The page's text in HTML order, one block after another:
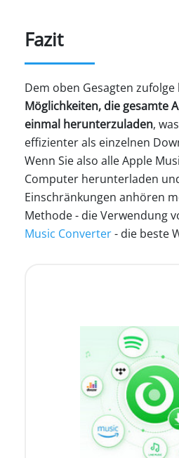
Fazit
Dem oben Gesagten zufolge
Möglichkeiten, die gesamte
einmal herunterzuladen,
effizienter als einzelnen
Wenn Sie also alle Apple
Computer herunterladen
Einschränkungen anhören
Methode - die Verwendung
Music Converter- die beste